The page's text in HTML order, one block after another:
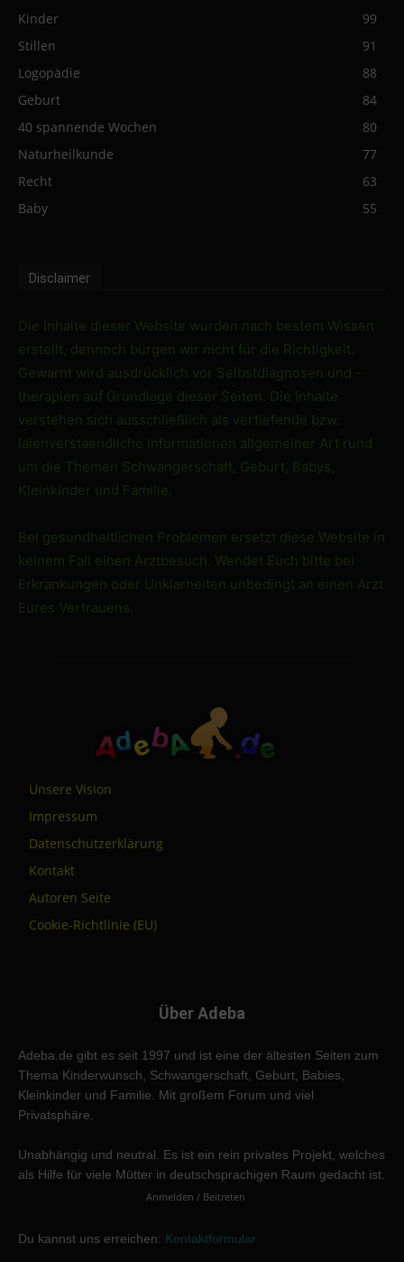
Kinder
99
Stillen
91
Logopädie
88
Geburt
84
40 spannende Wochen
80
Naturheilkunde
77
Recht
63
Baby
55
Disclaimer
Die Inhalte dieser Website wurden nach bestem Wissen
erstellt, dennoch bürgen wir nicht für die Richtigkeit.
Gewarnt wird ausdrücklich vor Selbstdiagnosen und -
therapien auf Grundlage dieser Seiten. Die Inhalte
verstehen sich ausschließlich als vertiefende bzw.
laienverstaendliche Informationen allgemeiner Art rund
um die Themen Schwangerschaft, Geburt, Babys,
Kleinkinder und Familie.
Bei gesundheitlichen Problemen ersetzt diese Website in
keinem Fall einen Arztbesuch. Wendet Euch bitte bei
Erkrankungen oder Unklarheiten unbedingt an einen Arzt
Eures Vertrauens.
Unsere Vision
Impressum
Datenschutzerklärung
Kontakt
Autoren Seite
Cookie-Richtlinie (EU)
Über Adeba
Adeba.de gibt es seit 1997 und ist eine der ältesten Seiten zum
Thema Kinderwunsch, Schwangerschaft, Geburt, Babies,
Kleinkinder und Familie. Mit großem Forum und viel
Privatsphäre.
Unabhängig und neutral. Es ist ein rein privates Projekt, welches
als Hilfe für viele Mütter in deutschsprachigen Raum gedacht ist.
Anmelden / Beitreten
Du kannst uns erreichen: Kontaktformular